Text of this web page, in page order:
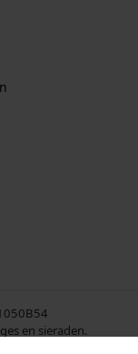
en sieraden.